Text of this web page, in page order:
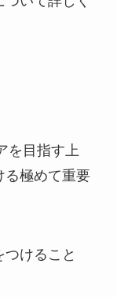
を目指す上
る極めて重要
けること